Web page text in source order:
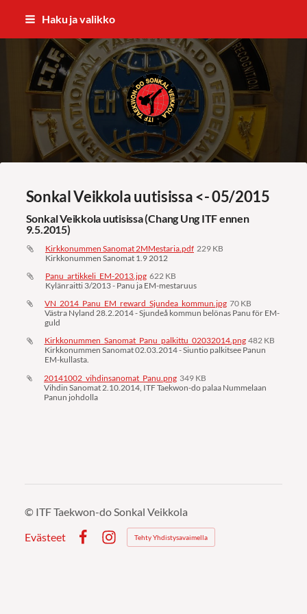
sivun
Haku ja valikko
ITF Taekwon-do Sonkal Veikkola
Sonkal Veikkola uutisissa <- 05/2015
Sonkal Veikkola uutisissa (Chang Ung ITF ennen
9.5.2015)
Kirkkonummen Sanomat 2MMestaria.pdf 229 KB
Kirkkonummen Sanomat 1.9 2012
Panu_artikkeli_EM-2013.jpg 622 KB
Kylänraitti 3/2013 - Panu ja EM-mestaruus
VN_2014_Panu_EM_reward_Sjundea_kommun.jpg 70 KB
Västra Nyland 28.2.2014 - Sjundeå kommun belönas Panu för EM-
guld
Kirkkonummen_Sanomat_Panu_palkittu_02032014.png 482 KB
Kirkkonummen Sanomat 02.03.2014 - Siuntio palkitsee Panun
EM-kullasta.
20141002_vihdinsanomat_Panu.png 349 KB
Vihdin Sanomat 2.10.2014, ITF Taekwon-do palaa Nummelaan
Panun johdolla
© ITF Taekwon-do Sonkal Veikkola
Evästeet
Instagram
Tehty Yhdistysavaimella